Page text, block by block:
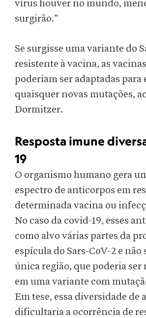
vírus houver no mundo,
surgirão.”
Se surgisse uma variante do
resistente à vacina, as
poderiam ser adaptadas
quaisquer novas mutações,
Dormitzer.
Resposta imune
19
O organismo humano gera
espectro de anticorpos em
determinada vacina ou
No caso da covid-19, esses
como alvo várias partes da
espícula do Sars-CoV-2 e não
única região, que poderia ser
em uma variante com
Em tese, essa diversidade de
dificultaria a ocorrência de